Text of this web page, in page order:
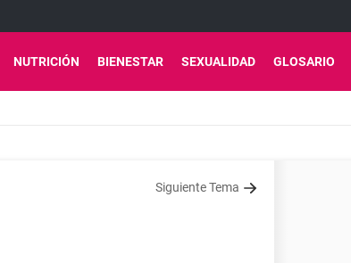
NUTRICIÓN BIENESTAR SEXUALIDAD GLOSARIO
Siguiente Tema